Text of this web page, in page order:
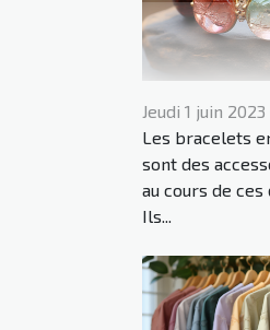
Jeudi 1 juin 2023
Les bracelets
sont des
au cours de
Ils...